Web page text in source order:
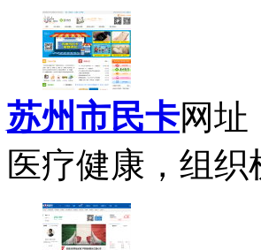
苏州市民卡网址
医疗健康，组织